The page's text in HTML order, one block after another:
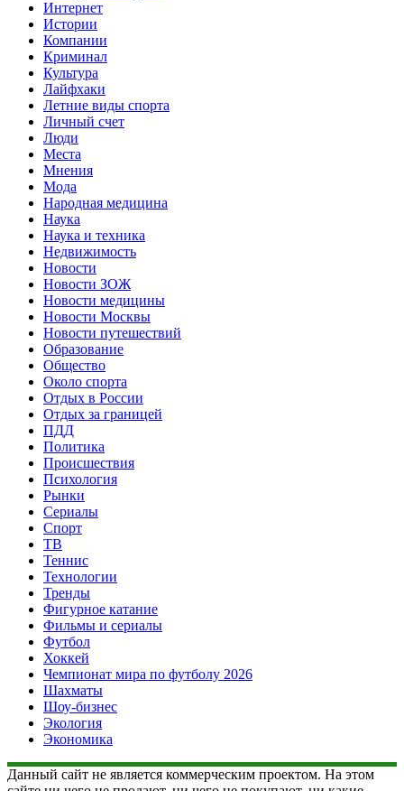
Интернет
Истории
Компании
Криминал
Культура
Лайфхаки
Летние виды спорта
Личный счет
Люди
Места
Мнения
Мода
Народная медицина
Наука
Наука и техника
Недвижимость
Новости
Новости ЗОЖ
Новости медицины
Новости Москвы
Новости путешествий
Образование
Общество
Около спорта
Отдых в России
Отдых за границей
ПДД
Политика
Происшествия
Психология
Рынки
Сериалы
Спорт
ТВ
Теннис
Технологии
Тренды
Фигурное катание
Фильмы и сериалы
Футбол
Хоккей
Чемпионат мира по футболу 2026
Шахматы
Шоу-бизнес
Экология
Экономика
Данный сайт не является коммерческим проектом. На этом